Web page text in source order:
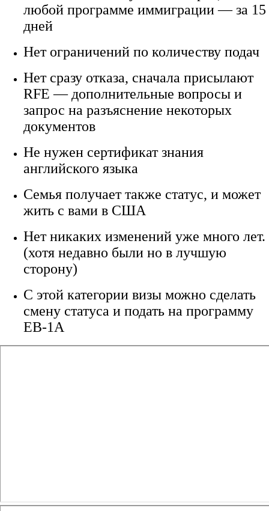
любой программе иммиграции — за 15
дней
Нет ограничений по количеству подач
Нет сразу отказа, сначала присылают
RFE — дополнительные вопросы и
запрос на разъяснение некоторых
документов
Не нужен сертификат знания
английского языка
Семья получает также статус, и может
жить с вами в США
Нет никаких изменений уже много лет.
(хотя недавно были но в лучшую
сторону)
С этой категории визы можно сделать
смену статуса и подать на программу
EB-1A